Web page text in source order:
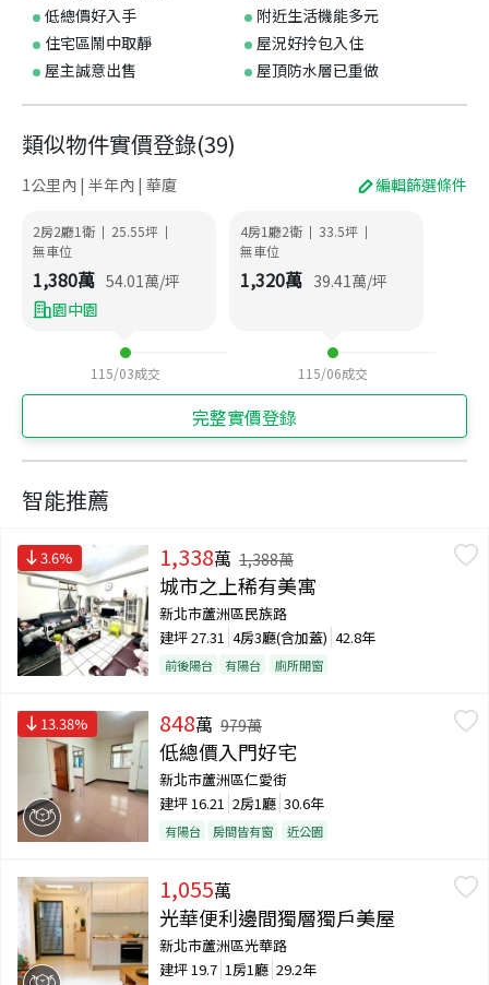
低總價好入手
附近生活機能多元
住宅區鬧中取靜
屋況好拎包入住
屋主誠意出售
屋頂防水層已重做
類似物件實價登錄(39)
1公里內 | 半年內 | 華廈 編輯篩選條件
2房2廳1衛 | 25.55坪 |
無車位
1,380萬 54.01 萬/坪
園中園
115/03成交
4房1廳2衛 | 33.5坪 |
無車位
1,320萬 39.41 萬/坪
115/06成交
完整實價登錄
智能推薦
3.6% 1,338萬 1,388萬
城市之上稀有美寓
新北市蘆洲區民族路
建坪27.31 4房3廳(含加蓋) 42.8年
前後陽台 有陽台 廁所開窗
13.38% 848萬 979萬
低總價入門好宅
新北市蘆洲區仁愛街
建坪 16.21 2房1廳 30.6年
有陽台 房間皆有窗 近公園
1,055萬
光華便利邊間獨層獨戶美屋
新北市蘆洲區光華路
建坪 19.7 1房1廳 29.2年